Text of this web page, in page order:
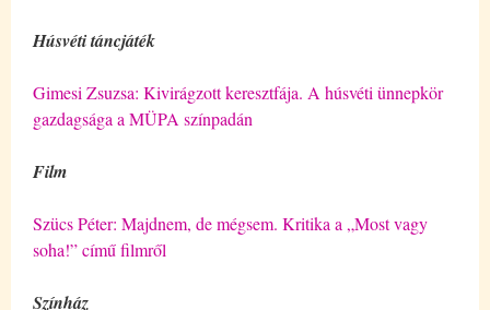
Húsvéti táncjáték
Gimesi Zsuzsa: Kivirágzott keresztfája. A húsvéti ünnepkör
gazdagsága a MÜPA színpadán
Film
Szücs Péter: Majdnem, de mégsem. Kritika a „Most vagy
soha!” című filmről
Színház